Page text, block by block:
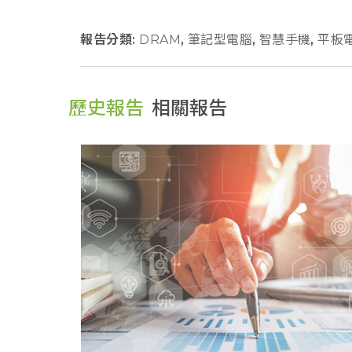
報告分類: DRAM, 筆記型電腦, 智慧手機, 平板
歷史報告 相關報告